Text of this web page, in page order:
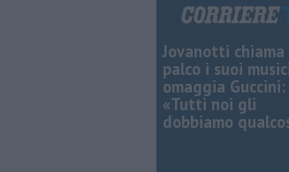
Jovanotti chiama
palco i suoi
omaggia Guccini:
«Tutti noi gli
dobbiamo